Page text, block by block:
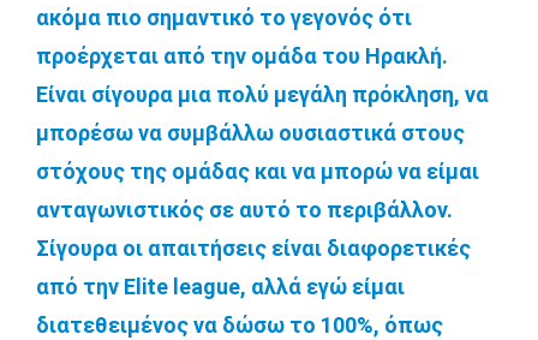
ακόμα πιο σημαντικό το γεγονός ότι
προέρχεται από την ομάδα του Ηρακλή.
Είναι σίγουρα μια πολύ μεγάλη πρόκληση, να
μπορέσω να συμβάλλω ουσιαστικά στους
στόχους της ομάδας και να μπορώ να είμαι
ανταγωνιστικός σε αυτό το περιβάλλον.
Σίγουρα οι απαιτήσεις είναι διαφορετικές
από την Elite league, αλλά εγώ είμαι
διατεθειμένος να δώσω το 100%, όπως